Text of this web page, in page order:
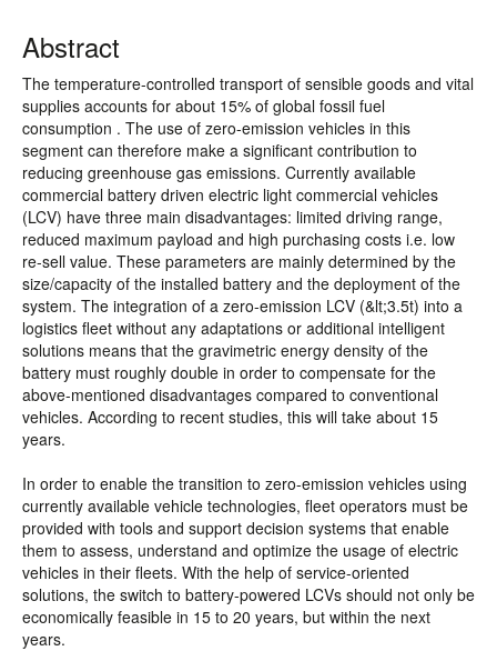
Abstract
The temperature-controlled transport of sensible goods and vital
supplies accounts for about 15% of global fossil fuel
consumption . The use of zero-emission vehicles in this
segment can therefore make a significant contribution to
reducing greenhouse gas emissions. Currently available
commercial battery driven electric light commercial vehicles
(LCV) have three main disadvantages: limited driving range,
reduced maximum payload and high purchasing costs i.e. low
re-sell value. These parameters are mainly determined by the
size/capacity of the installed battery and the deployment of the
system. The integration of a zero-emission LCV (&lt;3.5t) into a
logistics fleet without any adaptations or additional intelligent
solutions means that the gravimetric energy density of the
battery must roughly double in order to compensate for the
above-mentioned disadvantages compared to conventional
vehicles. According to recent studies, this will take about 15
years.
In order to enable the transition to zero-emission vehicles using
currently available vehicle technologies, fleet operators must be
provided with tools and support decision systems that enable
them to assess, understand and optimize the usage of electric
vehicles in their fleets. With the help of service-oriented
solutions, the switch to battery-powered LCVs should not only be
economically feasible in 15 to 20 years, but within the next
years.